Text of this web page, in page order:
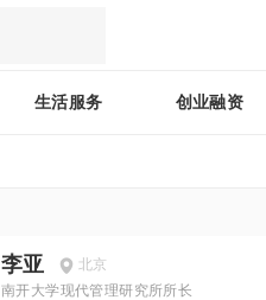
生活服务 创业融资
李亚
北京
南开大学现代管理研究所所长